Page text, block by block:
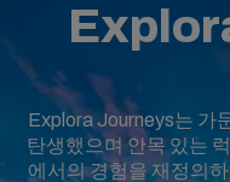
Explora Journeys는 가
탄생했으며 안목 있는
에서의 경험을 재정의